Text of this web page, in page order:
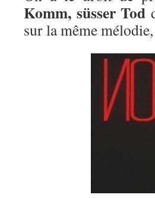
Komm, süsser Tod
sur la même